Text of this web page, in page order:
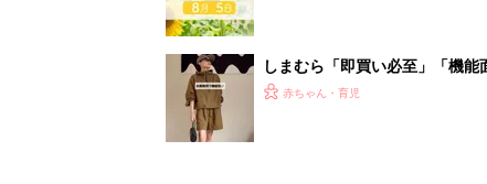
しまむら「即買い必至」「機
赤ちゃん・育児